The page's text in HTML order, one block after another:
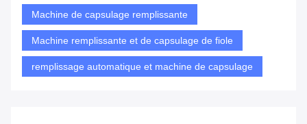
Machine de capsulage remplissante
Machine remplissante et de capsulage de fiole
remplissage automatique et machine de capsulage